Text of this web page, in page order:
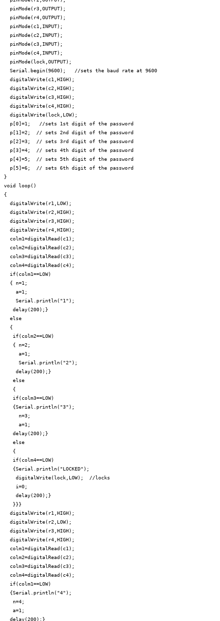
pinMode(r3,OUTPUT);
pinMode(r4,OUTPUT);
pinMode(c1,INPUT);
pinMode(c2,INPUT);
pinMode(c3,INPUT);
pinMode(c4,INPUT);
pinMode(lock,OUTPUT);
Serial.begin(9600); //sets the baud rate at 9600
digitalWrite(c1,HIGH);
digitalWrite(c2,HIGH);
digitalWrite(c3,HIGH);
digitalWrite(c4,HIGH);
digitalWrite(lock,LOW);
p[0]=1; //sets 1st digit of the password
p[1]=2; // sets 2nd digit of the password
p[2]=3; // sets 3rd digit of the password
p[3]=4; // sets 4th digit of the password
p[4]=5; // sets 5th digit of the password
p[5]=6; // sets 6th digit of the password
}
void loop()
{
digitalWrite(r1,LOW);
digitalWrite(r2,HIGH);
digitalWrite(r3,HIGH);
digitalWrite(r4,HIGH);
colm1=digitalRead(c1);
colm2=digitalRead(c2);
colm3=digitalRead(c3);
colm4=digitalRead(c4);
if(colm1==LOW)
{ n=1;
a=1;
Serial.println("1");
delay(200);}
else
{
if(colm2==LOW)
{ n=2;
a=1;
Serial.println("2");
delay(200);}
else
{
if(colm3==LOW)
{Serial.println("3");
n=3;
a=1;
delay(200);}
else
{
if(colm4==LOW)
{Serial.println("LOCKED");
digitalWrite(lock,LOW); //locks
i=0;
delay(200);}
}}}
digitalWrite(r1,HIGH);
digitalWrite(r2,LOW);
digitalWrite(r3,HIGH);
digitalWrite(r4,HIGH);
colm1=digitalRead(c1);
colm2=digitalRead(c2);
colm3=digitalRead(c3);
colm4=digitalRead(c4);
if(colm1==LOW)
{Serial.println("4");
n=4;
a=1;
delay(200);}